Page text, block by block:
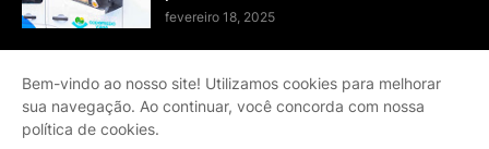
fevereiro 18, 2025
Página Inicial Contato Sobre
Termos de Serviço
Bem-vindo ao nosso site! Utilizamos cookies para melhorar
sua navegação. Ao continuar, você concorda com nossa
política de cookies.